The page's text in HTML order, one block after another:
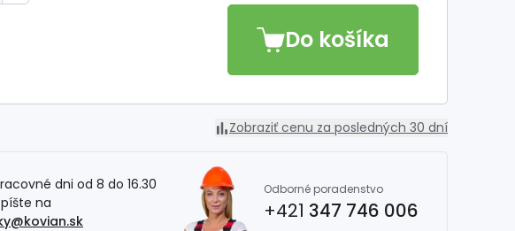
Do košíka
Zobraziť cenu za posledných 30 dní
dni od 8 do 16.30
na
Odborné poradenstvo
+421 347 746 006